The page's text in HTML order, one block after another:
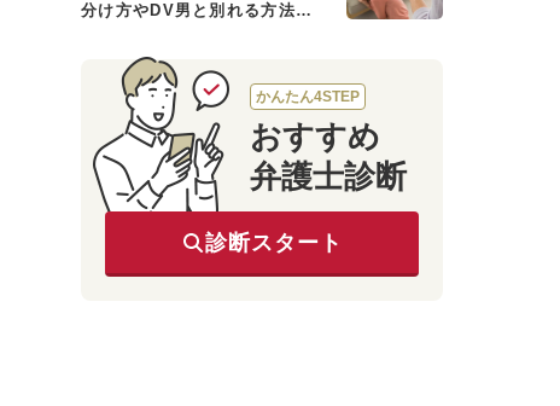
分け方やDV男と別れる方法も
かんたん4STEP
おすすめ
弁護士診断
診断スタート